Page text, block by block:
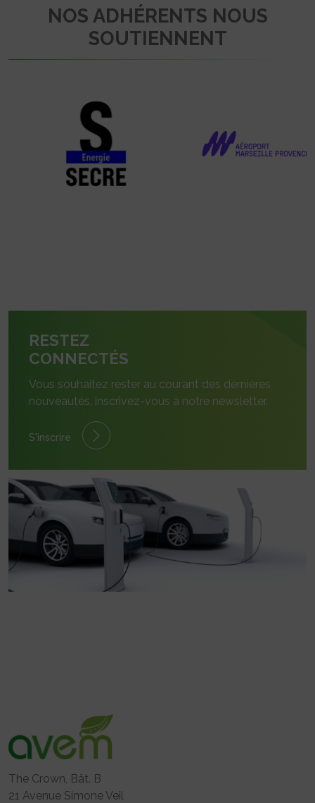
NOS ADHÉRENTS NOUS
SOUTIENNENT
RESTEZ
CONNECTÉS
Vous souhaitez rester au courant des dernières
nouveautés, inscrivez-vous à notre newsletter.
S'inscrire
The Crown, Bât. B
21 Avenue Simone Veil